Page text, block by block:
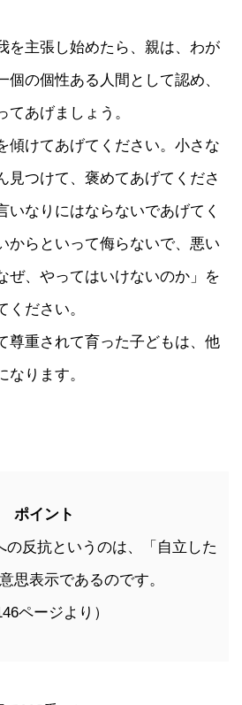
主張し始めたら、親は、わが
の個性ある人間として認め、
あげましょう。
けてあげてください。小さな
見つけて、褒めてあげてくださ
いなりにはならないであげてく
からといって侮らないで、悪い
ぜ、やってはいけないのか」を
ださい。
重されて育った子どもは、他
ります。
ポイント
の反抗というのは、「自立した
思表示であるのです。
ページより）